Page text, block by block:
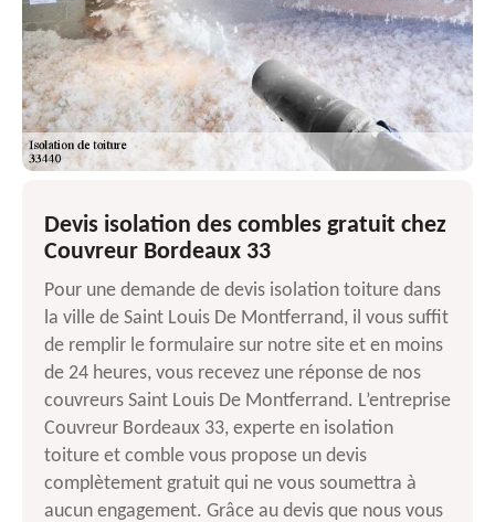
Devis isolation des combles gratuit chez
Couvreur Bordeaux 33
Pour une demande de devis isolation toiture dans
la ville de Saint Louis De Montferrand, il vous suffit
de remplir le formulaire sur notre site et en moins
de 24 heures, vous recevez une réponse de nos
couvreurs Saint Louis De Montferrand. L’entreprise
Couvreur Bordeaux 33, experte en isolation
toiture et comble vous propose un devis
complètement gratuit qui ne vous soumettra à
aucun engagement. Grâce au devis que nous vous